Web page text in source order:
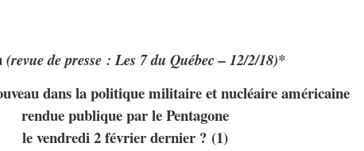
(revue de presse : Les 7 du Québec – 12/2/18)*
dans la politique militaire et nucléaire américaine
rendue publique par le Pentagone
le vendredi 2 février dernier ?(1)